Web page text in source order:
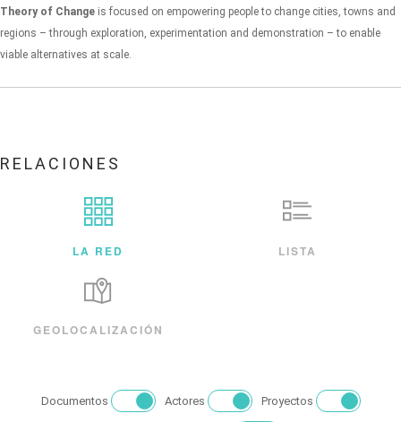
Theory of Change is focused on empowering people to change cities, towns and
regions – through exploration, experimentation and demonstration – to enable
viable alternatives at scale.
RELACIONES
LA RED LISTA
GEOLOCALIZACIÓN
Documentos Actores Proyectos